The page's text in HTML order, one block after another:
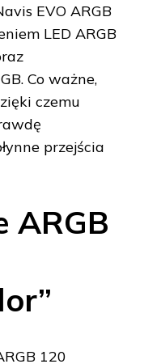
EVO ARGB
LED ARGB
Co ważne,
czemu
przejścia
ARGB
120